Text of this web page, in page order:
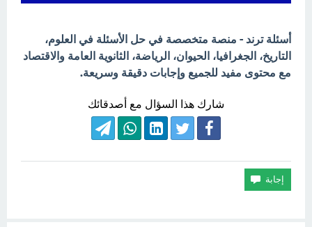
أسئلة ترند - منصة متخصصة في حل الأسئلة في العلوم،
التاريخ، الجغرافيا، الحيوان، الرياضة، الثانوية العامة والاقتصاد
مع محتوى مفيد للجميع وإجابات دقيقة وسريعة.
شارك هذا السؤال مع أصدقائك